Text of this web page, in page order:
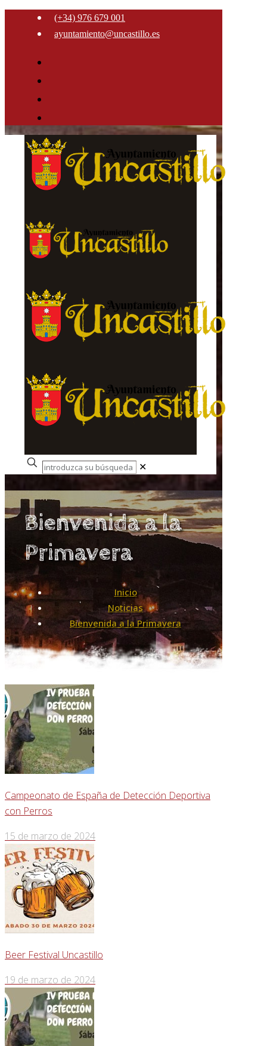
(+34) 976 679 001
ayuntamiento@uncastillo.es
✕
Bienvenida a la
Primavera
Inicio
Noticias
Bienvenida a la Primavera
Campeonato de España de Detección Deportiva
con Perros
15 de marzo de 2024
Beer Festival Uncastillo
19 de marzo de 2024